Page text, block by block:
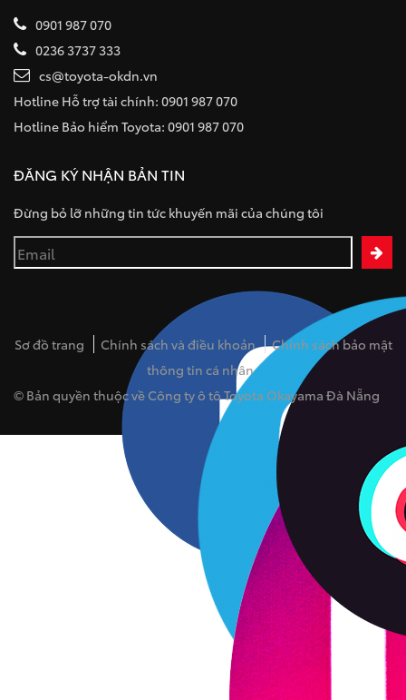
0901 987 070
0236 3737 333
cs@toyota-okdn.vn
Hotline Hỗ trợ tài chính: 0901 987 070
Hotline Bảo hiểm Toyota: 0901 987 070
ĐĂNG KÝ NHẬN BẢN TIN
Đừng bỏ lỡ những tin tức khuyến mãi của chúng tôi
Sơ đồ trang Chính sách và điều khoản
Chính sách bảo mật
thông tin cá nhân
© Bản quyền thuộc về Công ty ô tô Toyota Okayama Đà Nẵng